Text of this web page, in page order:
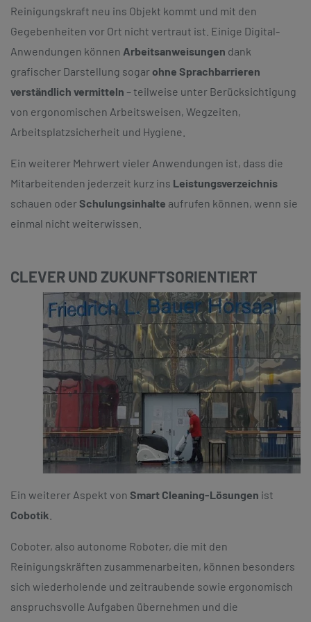
Reinigungskraft neu ins Objekt kommt und mit den
Gegebenheiten vor Ort nicht vertraut ist. Einige Digital-
Anwendungen können Arbeitsanweisungen dank
grafischer Darstellung sogar ohne Sprachbarrieren
verständlich vermitteln – teilweise unter Berücksichtigung
von ergonomischen Arbeitsweisen, Wegzeiten,
Arbeitsplatzsicherheit und Hygiene.
Ein weiterer Mehrwert vieler Anwendungen ist, dass die
Mitarbeitenden jederzeit kurz ins Leistungsverzeichnis
schauen oder Schulungsinhalte aufrufen können, wenn sie
einmal nicht weiterwissen.
CLEVER UND ZUKUNFTSORIENTIERT
Ein weiterer Aspekt von Smart Cleaning-Lösungen ist
Cobotik
Coboter, also autonome Roboter, die mit den
Reinigungskräften zusammenarbeiten, können besonders
sich wiederholende und zeitraubende sowie ergonomisch
anspruchsvolle Aufgaben übernehmen und die